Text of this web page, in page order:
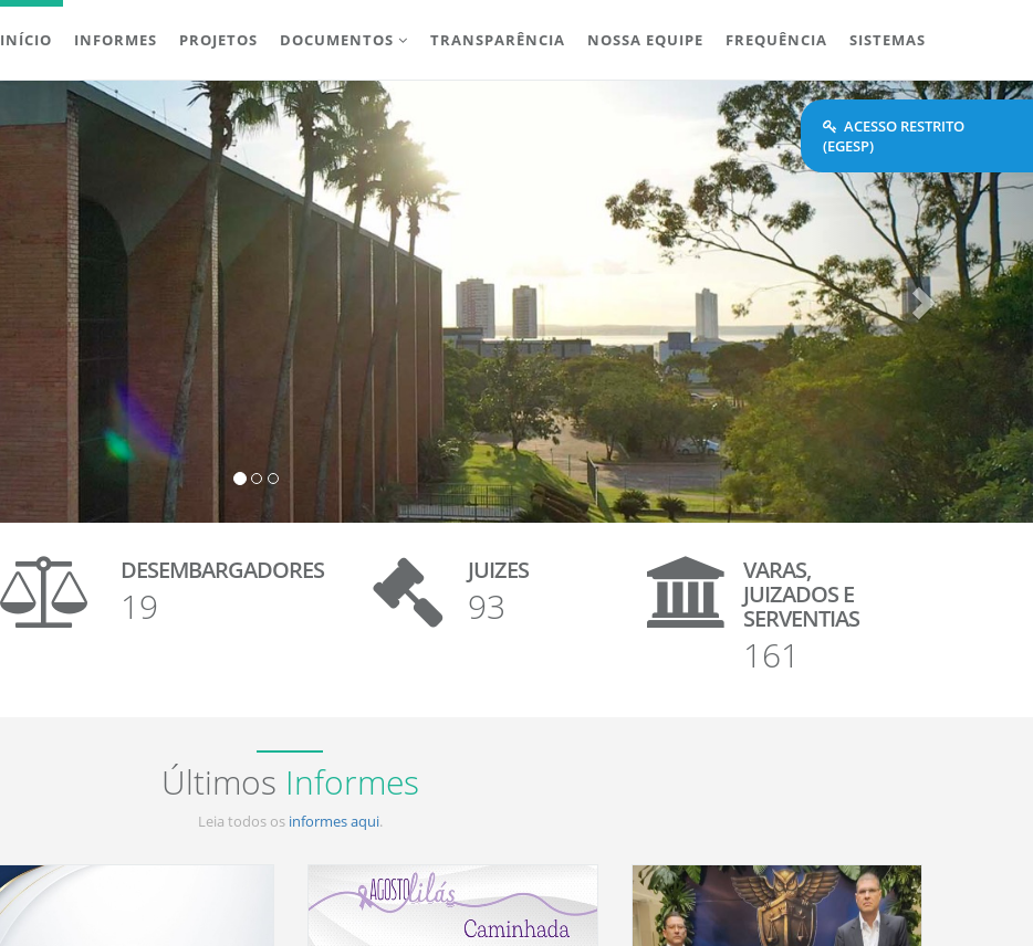
INÍCIO INFORMES PROJETOS DOCUMENTOS TRANSPARÊNCIA NOSSA EQUIPE FREQUÊNCIA SISTEMAS
Next
ACESSO RESTRITO
(EGESP)
DESEMBARGADORES
19
JUIZES
93
VARAS,
JUIZADOS E
SERVENTIAS
161
Últimos Informes
Leia todos os informes aqui.